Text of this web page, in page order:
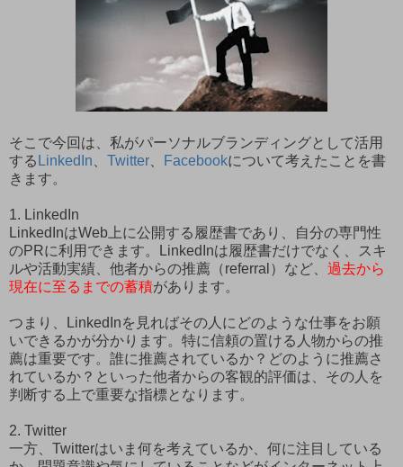
そこで今回は、私がパーソナルブランディングとして活用
する LinkedIn Twitter Facebookについて考えたことを書
きます。
1. LinkedIn
LinkedInはWeb上に公開する履歴書であり、自分の専門性
のPRに利用できます。LinkedInは履歴書だけでなく、スキ
ルや活動実績、他者からの推薦（referral）など、 過去から
現在に至るまでの蓄積があります。
つまり、LinkedInを見ればその人にどのような仕事をお願
いできるかが分かります。特に信頼の置ける人物からの推
薦は重要です。誰に推薦されているか？どのように推薦さ
れているか？といった他者からの客観的評価は、その人を
判断する上で重要な指標となります。
2. Twitter
一方、Twitterはいま何を考えているか、何に注目している